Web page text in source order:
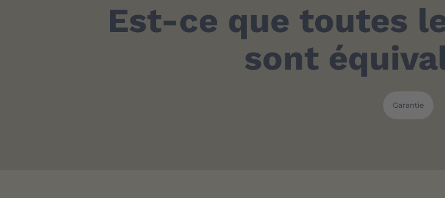
Est-ce que toutes
sont
Garantie